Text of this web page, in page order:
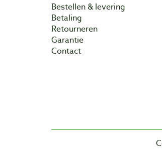
Bestellen & levering
Betaling
Retourneren
Garantie
Contact